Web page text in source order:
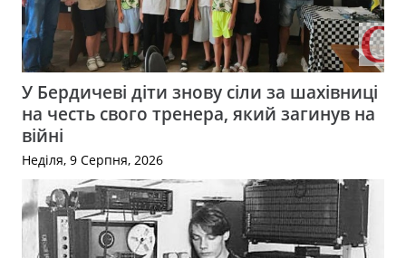
У Бердичеві діти знову сіли за шахівниці
на честь свого тренера, який загинув на
війні
Неділя, 9 Серпня, 2026